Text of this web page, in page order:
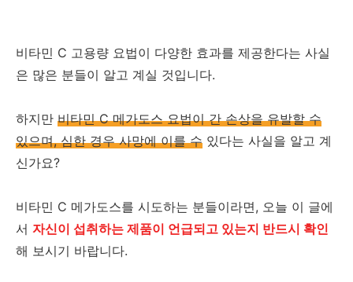
비타민 C 고용량 요법이 다양한 효과를 제공한다는 사실
은 많은 분들이 알고 계실 것입니다.
하지만 비타민 C 메가도스 요법이 간 손상을 유발할 수
있으며, 심한 경우 사망에 이를 수 있다는 사실을 알고 계
신가요?
비타민 C 메가도스를 시도하는 분들이라면, 오늘 이 글에
서 자신이 섭취하는 제품이 언급되고 있는지 반드시 확인
해 보시기 바랍니다.